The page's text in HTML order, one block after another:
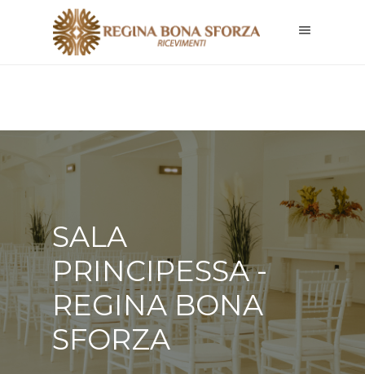
SALA
PRINCIPESSA -
REGINA BONA
SFORZA